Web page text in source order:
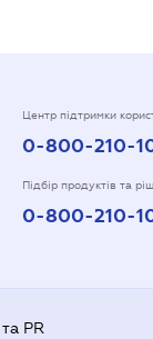
Центр підтримки
0-800-210-
Підбір продуктів та
0-800-210-
PR